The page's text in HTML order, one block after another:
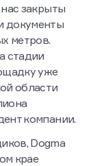
закрыты
документы
метров.
стадии
уже
области
компании.
Dogma
крае